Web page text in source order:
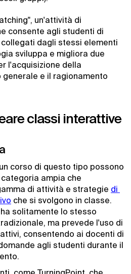
un'attività di
consente agli studenti di
dagli stessi elementi
sviluppa e migliora due
l'acquisizione della
generale e il ragionamento
classi interattive
corso di questo tipo possono
ampia che
di attività e strategie di
che si svolgono in classe.
solitamente lo stesso
ma prevede l'uso di
consentendo ai docenti di
agli studenti durante il